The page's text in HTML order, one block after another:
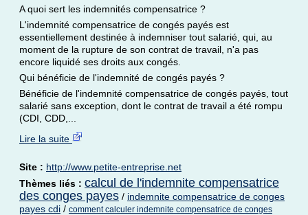
A quoi sert les indemnités compensatrice ?
L'indemnité compensatrice de congés payés est
essentiellement destinée à indemniser tout salarié, qui, au
moment de la rupture de son contrat de travail, n'a pas
encore liquidé ses droits aux congés.
Qui bénéficie de l'indemnité de congés payés ?
Bénéficie de l'indemnité compensatrice de congés payés, tout
salarié sans exception, dont le contrat de travail a été rompu
(CDI, CDD,...
Lire la suite
Site : http://www.petite-entreprise.net
Thèmes liés : calcul de l'indemnite compensatrice
des conges payes / indemnite compensatrice de conges
payes cdi / comment calculer indemnite compensatrice de conges